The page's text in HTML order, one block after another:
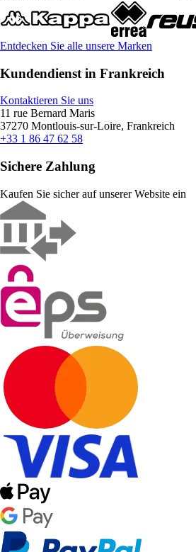
Entdecken Sie alle unsere Marken
Kundendienst in Frankreich
Kontaktieren Sie uns
11 rue Bernard Maris
37270 Montlouis-sur-Loire, Frankreich
+33 1 86 47 62 58
Sichere Zahlung
Kaufen Sie sicher auf unserer Website ein